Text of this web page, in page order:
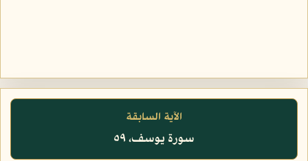
الآية السابقة
سورة يوسف، ٥٩